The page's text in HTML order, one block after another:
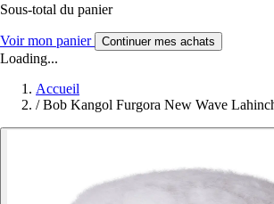
Sous-total du panier
Voir mon panier Continuer mes achats
Loading...
Accueil
/ Bob Kangol Furgora New Wave